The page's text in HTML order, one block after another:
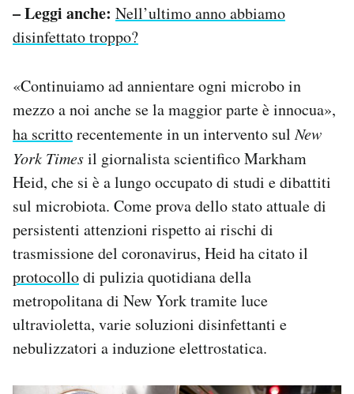
– Leggi anche: Nell’ultimo anno abbiamo
disinfettato troppo?
«Continuiamo ad annientare ogni microbo in
mezzo a noi anche se la maggior parte è innocua»,
ha scrittorecentemente in un intervento sulNew
York Timesil giornalista scientifico Markham
Heid, che si è a lungo occupato di studi e dibattiti
sul microbiota. Come prova dello stato attuale di
persistenti attenzioni rispetto ai rischi di
trasmissione del coronavirus, Heid ha citato il
protocollodi pulizia quotidiana della
metropolitana di New York tramite luce
ultravioletta, varie soluzioni disinfettanti e
nebulizzatori a induzione elettrostatica.